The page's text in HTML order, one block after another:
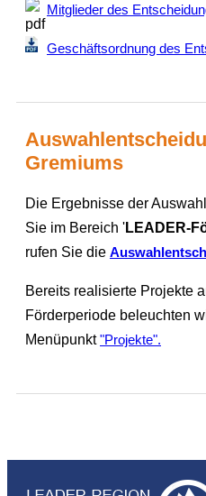
Mitglieder des
Geschäftsordnung des
Gremiums
Die Ergebnisse der
Sie im Bereich 'LEADER-
rufen Sie die
Bereits realisierte Projekte
Förderperiode beleuchten
Menüpunkt"Projekte".